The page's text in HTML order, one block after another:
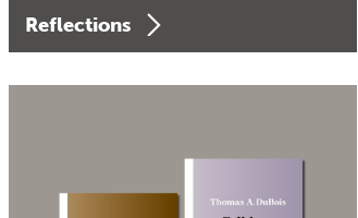
Reflections